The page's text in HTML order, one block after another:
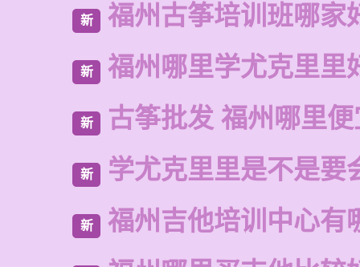
新 福州古筝培训班哪家
新 福州哪里学尤克里里
新 古筝批发 福州哪里
新 学尤克里里是不是要
新 福州吉他培训中心有